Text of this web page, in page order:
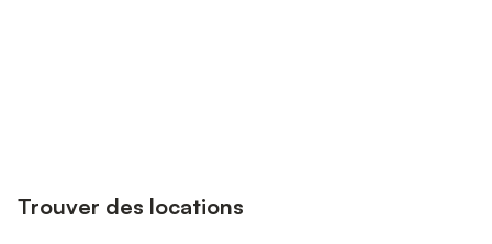
Trouver des locations